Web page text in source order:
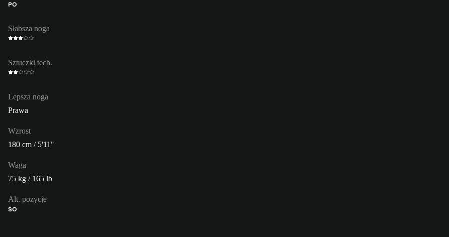
PO
Słabsza noga
Sztuczki tech.
Lepsza noga
Prawa
Wzrost
180 cm / 5'11"
Waga
75 kg / 165 lb
Alt. pozycje
ŚO